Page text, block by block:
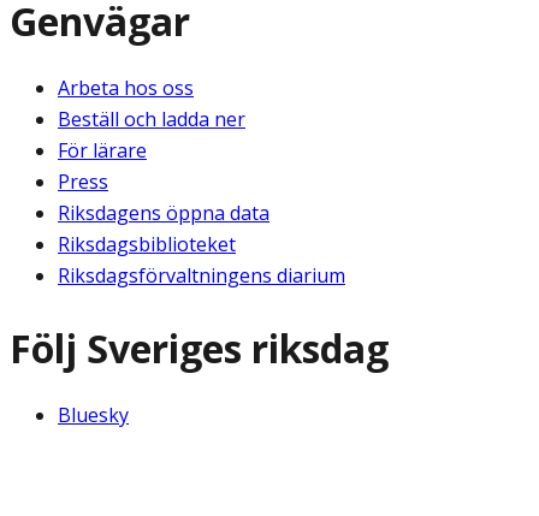
Genvägar
Arbeta hos oss
Beställ och ladda ner
För lärare
Press
Riksdagens öppna data
Riksdagsbiblioteket
Riksdagsförvaltningens diarium
Följ Sveriges riksdag
Bluesky